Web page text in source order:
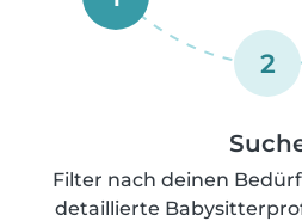
2
Filter nach deinen
detaillierte